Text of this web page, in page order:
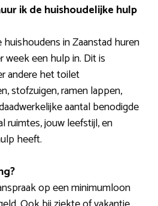
ik de huishoudelijke hulp
in Zaanstad huren
week een hulp in. Dit is
andere het toilet
stofzuigen, ramen lappen,
aantal benodigde
ruimtes, jouw leefstijl, en
heeft.
op een minimumloon